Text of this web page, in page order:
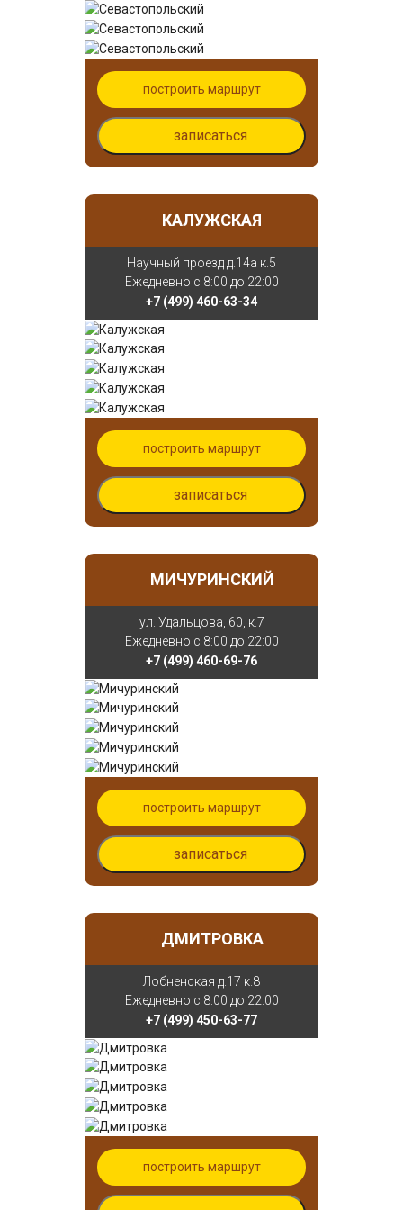
построить маршрут
записаться
КАЛУЖСКАЯ
Научный проезд д.14а к.5
Ежедневно с 8:00 до 22:00
+7 (499) 460-63-34
построить маршрут
записаться
МИЧУРИНСКИЙ
ул. Удальцова, 60, к.7
Ежедневно с 8:00 до 22:00
+7 (499) 460-69-76
построить маршрут
записаться
ДМИТРОВКА
Лобненская д.17 к.8
Ежедневно с 8:00 до 22:00
+7 (499) 450-63-77
построить маршрут